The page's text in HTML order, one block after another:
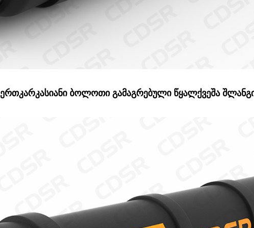
ერთკარკასიანი ბოლოთი გამაგრებული წყალქვეშა